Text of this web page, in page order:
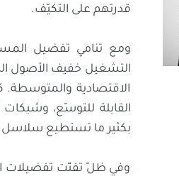
قدرتهم على التكيّف.
ومع تنامي تفضيل
الاقتصادية والمتوسطة.
القابلة للتوسّع،
بكثير ما تستطيع سلاسل
وفي ظلّ تفتّت تفضيلات